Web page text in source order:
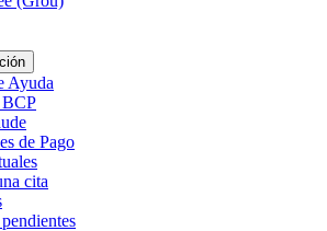
Ayuda
de Pago
cita